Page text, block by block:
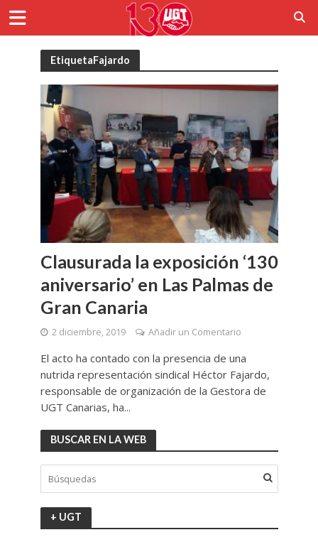
EtiquetaFajardo
Clausurada la exposición ‘130
aniversario’ en Las Palmas de
Gran Canaria
2 diciembre, 2019 Añadir un Comentario
El acto ha contado con la presencia de una
nutrida representación sindical Héctor Fajardo,
responsable de organización de la Gestora de
UGT Canarias, ha...
BUSCAR EN LA WEB
+ UGT